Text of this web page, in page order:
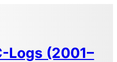
Logs (2001–